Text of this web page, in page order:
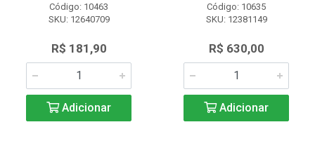
Código: 10463
SKU: 12640709
R$ 181,90
Adicionar
Código: 10635
SKU: 12381149
R$ 630,00
Adicionar